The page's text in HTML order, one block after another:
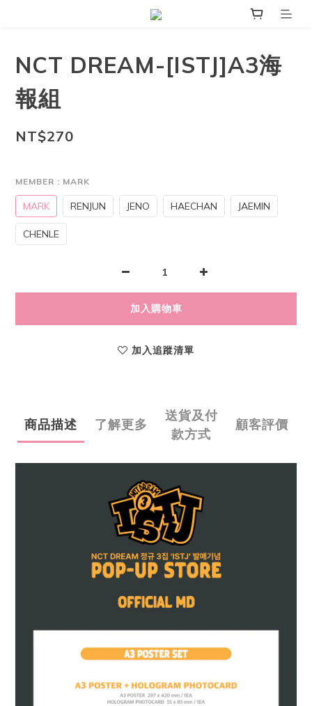
NCT DREAM-[ISTJ]A3海
報組
NT$270
MEMBER : MARK
MARK RENJUN JENO HAECHAN JAEMIN
CHENLE
加入購物車
加入追蹤清單
商品描述 了解更多
送貨及付
款方式
顧客評價